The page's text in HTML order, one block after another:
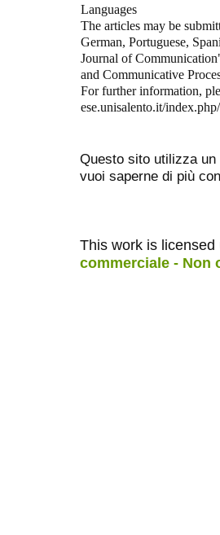
Languages
The articles may be
German, Portuguese,
Journal of
and Communicative
For further information,
ese.unisalento.it/
Questo sito utilizza
vuoi saperne di più
This work is licensed
commerciale - Non